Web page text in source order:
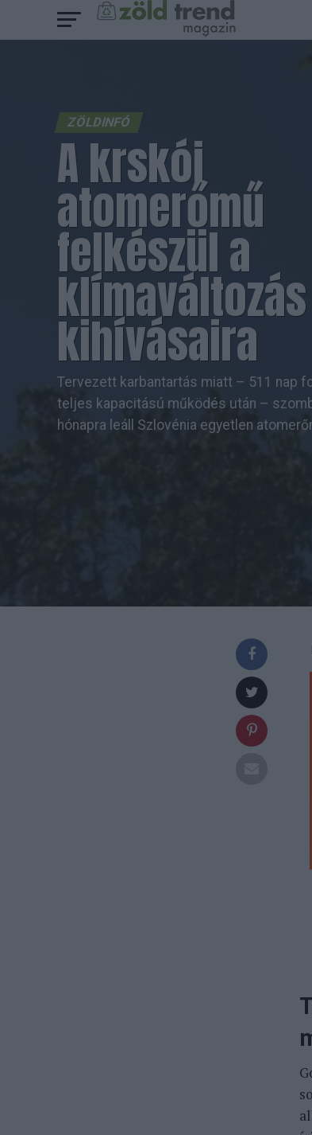
ZÖLDINFÓ
A krskói
atomerőmű
felkészül a
klímaváltozás
kihívásaira
Tervezett karbantartás miatt – 511 nap
teljes kapacitású működés után –
hónapra leáll Szlovénia egyetlen